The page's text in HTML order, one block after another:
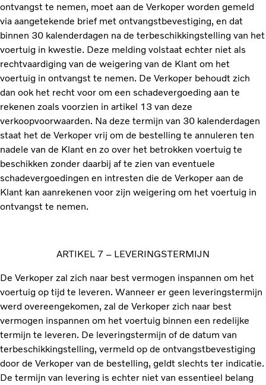
ontvangst te nemen, moet aan de Verkoper worden gemeld
via aangetekende brief met ontvangstbevestiging, en dat
binnen 30 kalenderdagen na de terbeschikkingstelling van het
voertuig in kwestie. Deze melding volstaat echter niet als
rechtvaardiging van de weigering van de Klant om het
voertuig in ontvangst te nemen. De Verkoper behoudt zich
dan ook het recht voor om een schadevergoeding aan te
rekenen zoals voorzien in artikel 13 van deze
verkoopvoorwaarden. Na deze termijn van 30 kalenderdagen
staat het de Verkoper vrij om de bestelling te annuleren ten
nadele van de Klant en zo over het betrokken voertuig te
beschikken zonder daarbij af te zien van eventuele
schadevergoedingen en intresten die de Verkoper aan de
Klant kan aanrekenen voor zijn weigering om het voertuig in
ontvangst te nemen.
ARTIKEL 7 – LEVERINGSTERMIJN
De Verkoper zal zich naar best vermogen inspannen om het
voertuig op tijd te leveren. Wanneer er geen leveringstermijn
werd overeengekomen, zal de Verkoper zich naar best
vermogen inspannen om het voertuig binnen een redelijke
termijn te leveren. De leveringstermijn of de datum van
terbeschikkingstelling, vermeld op de ontvangstbevestiging
door de Verkoper van de bestelling, geldt slechts ter indicatie.
De termijn van levering is echter niet van essentieel belang